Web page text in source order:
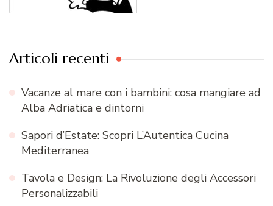
Articoli recenti
Vacanze al mare con i bambini: cosa mangiare ad
Alba Adriatica e dintorni
Sapori d’Estate: Scopri L’Autentica Cucina
Mediterranea
Tavola e Design: La Rivoluzione degli Accessori
Personalizzabili